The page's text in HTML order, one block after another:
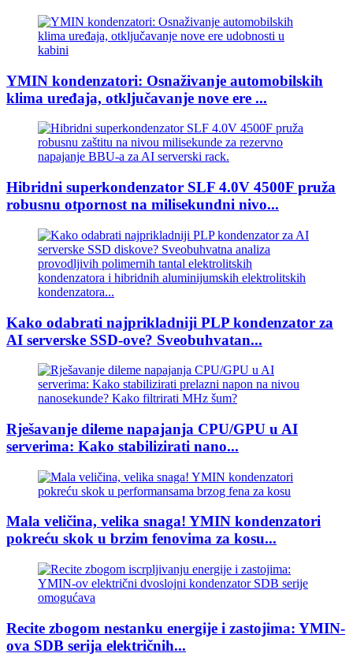
YMIN kondenzatori: Osnaživanje automobilskih
klima uređaja, otključavanje nove ere ...
Hibridni superkondenzator SLF 4.0V 4500F pruža
robusnu otpornost na milisekundni nivo...
Kako odabrati najprikladniji PLP kondenzator za
AI serverske SSD-ove? Sveobuhvatan...
Rješavanje dileme napajanja CPU/GPU u AI
serverima: Kako stabilizirati nano...
Mala veličina, velika snaga! YMIN kondenzatori
pokreću skok u brzim fenovima za kosu...
Recite zbogom nestanku energije i zastojima: YMIN-
ova SDB serija električnih...